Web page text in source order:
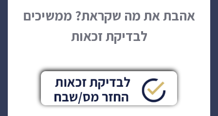
אהבת את מה שקראת? ממשיכים
לבדיקת זכאות